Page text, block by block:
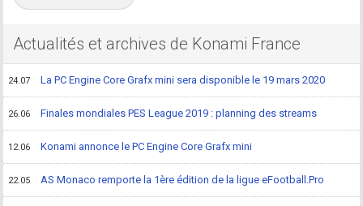
Actualités et archives de Konami France
24.07 La PC Engine Core Grafx mini sera disponible le 19 mars 2020
26.06 Finales mondiales PES League 2019 : planning des streams
12.06 Konami annonce le PC Engine Core Grafx mini
22.05 AS Monaco remporte la 1ère édition de la ligue eFootball.Pro